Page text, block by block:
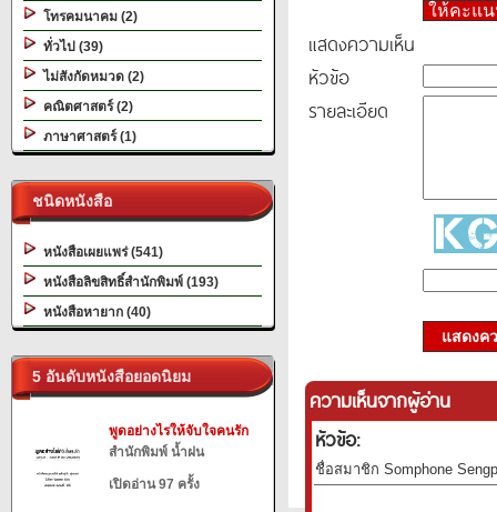
โทรคมนาคม (2)
ทั่วไป (39)
ไม่สังกัดหมวด (2)
คณิตศาสตร์ (2)
ภาษาศาสตร์ (1)
ชนิดหนังสือ
หนังสือเผยแพร่ (541)
หนังสือลิขสิทธิ์สำนักพิมพ์ (193)
หนังสือหายาก (40)
5 อันดับหนังสือยอดนิยม
พูดอย่างไรให้จับใจคนรัก
สำนักพิมพ์ น้ำฝน
เปิดอ่าน 97 ครั้ง
ให้คะแ
แสดงความเห็น
หัวข้อ
รายละเอียด
แสดงค
ความเห็นจากผู้อ่าน
หัวข้อ:
ชื่อสมาชิก Somphone